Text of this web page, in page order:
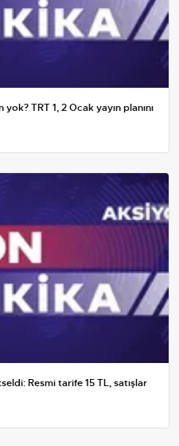
TRT 1, 2 Ocak yayın planını
Resmi tarife 15 TL, satışlar